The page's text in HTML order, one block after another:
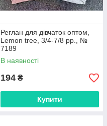
Реглан для дівчаток оптом,
Lemon tree, 3/4-7/8 рр., №
7189
В наявності
194 ₴
Купити